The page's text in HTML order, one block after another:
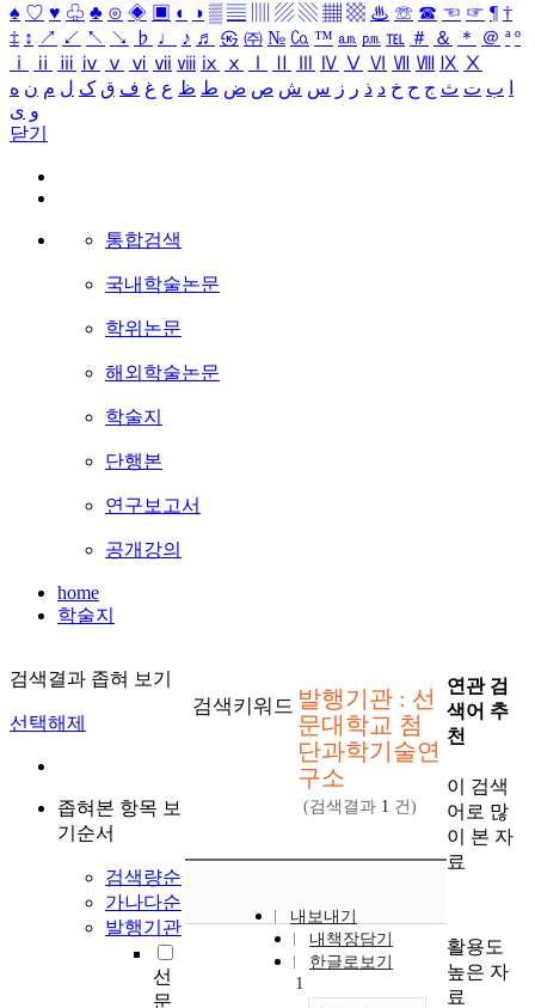
♠ ♡ ♥ ♧ ♣ ⊙ ◈ ▣ ◐ ◑ ▒ ▤ ▨ ▧ ▦ ▩ ♨ ☏ ☎ ☜ ☞ ¶ †
‡ ↕ ↗ ↙ ↖ ↘ ♭ ♩ ♪ ♬ ㉿ ㈜ № ㏇ ™ ㏂ ㏘ ℡ ＃ ＆ ＊ ＠ ª º
ⅰ
ⅱ ⅲ ⅳ ⅴ ⅵ ⅶ ⅷ ⅸ ⅹ Ⅳ Ⅴ Ⅵ Ⅶ Ⅷ Ⅸ Ⅹ
ب ت ث ج ح خ د ذ ر ز س ش ص ض ط ظ ع غ ف ق ک ل م ن ه
و ی
닫기
통합검색
국내학술논문
학위논문
해외학술논문
학술지
단행본
연구보고서
공개강의
home
학술지
검색결과 좁혀 보기
선택해제
좁혀본 항목 보
기순서
검색량순
가나다순
발행기관
선
문
검색키워드 발행기관 : 선
문대학교 첨
단과학기술연
구소
(검색결과 1 건)
내보내기
내책장담기
한글로보기
1
연관 검
색어 추
천
이 검색
어로 많
이 본 자
료
활용도
높은 자
료